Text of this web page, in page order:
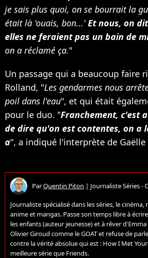
je sais plus quoi, on se bourrait la
était là 'ouais, bon...'Et nous, on
elles ne feraient pas un bain de
on a réclamé ça."
Un passage qui a beaucoup faire
Rolland, "Les gendarmes nous
poil dans l'eau", et qui était
pour le duo. "Franchement, c'est
de dire qu'on est contentes, on a
a", a indiqué l'interprète de Gaëlle
ParQuentin Piton | Journaliste Séries -
Journaliste spécialisé dans les séries, le
anime et mangas. Passe son temps libre à
les enfants (auteur jeunesse) et à rêver
Olivier Giroud comme le GOAT et refuse de
contre la vérité absolue qui est : How I Met
meilleure série que Friends.